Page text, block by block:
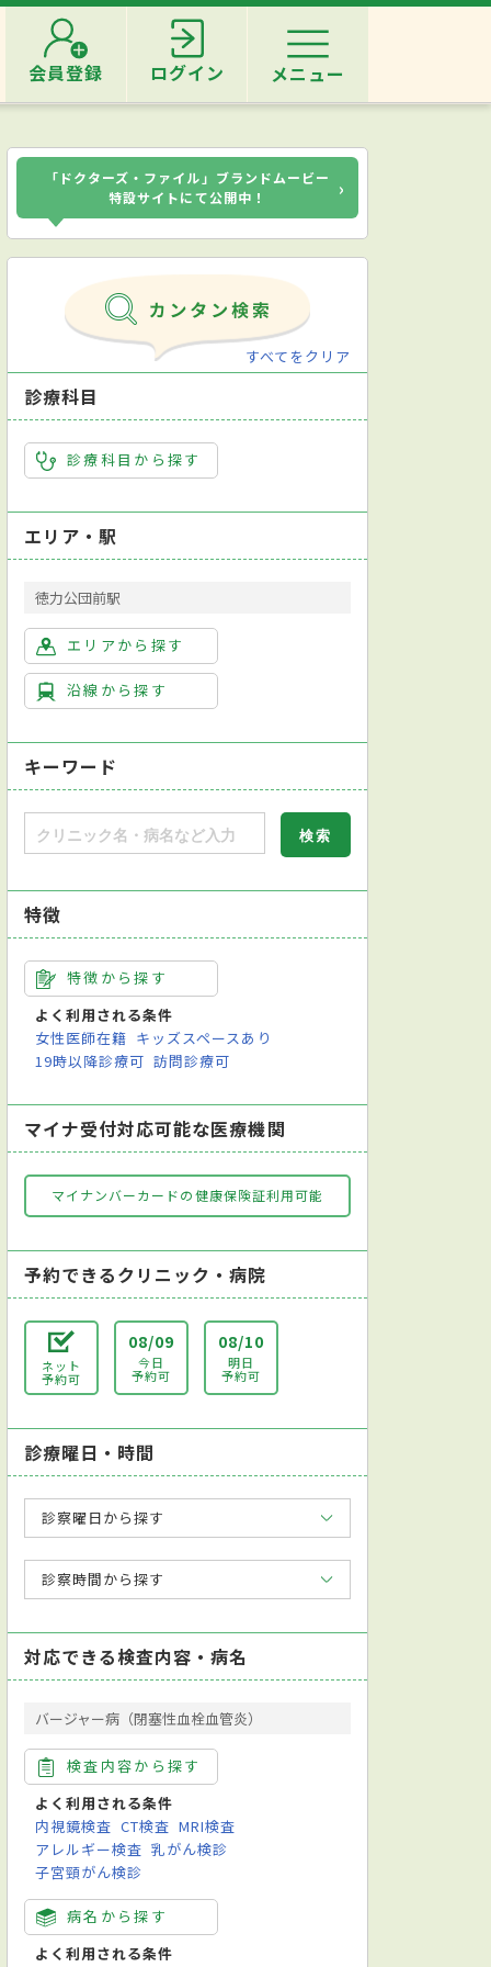
会員登録 ログイン メニュー
「ドクターズ・ファイル」ブランドムービー
特設サイトにて公開中！
›
すべてをクリア
診療科目
診療科目から探す
エリア・駅
徳力公団前駅
エリアから探す
沿線から探す
キーワード
特徴
特徴から探す
よく利用される条件
女性医師在籍 キッズスペースあり
19時以降診療可 訪問診療可
マイナ受付対応可能な医療機関
マイナンバーカードの健康保険証利用可能
予約できるクリニック・病院
ネット
予約可
08/09
今日
予約可
08/10
明日
予約可
診療曜日・時間
診察曜日から探す
診察時間から探す
対応できる検査内容・病名
バージャー病（閉塞性血栓血管炎）
検査内容から探す
よく利用される条件
内視鏡検査 CT検査 MRI検査
アレルギー検査 乳がん検診
子宮頸がん検診
病名から探す
よく利用される条件